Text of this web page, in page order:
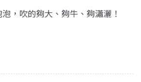
，吹的夠大、夠牛、夠瀟灑！